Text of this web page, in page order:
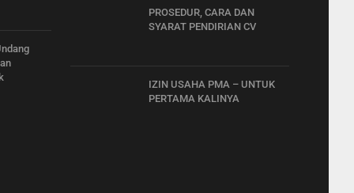
PROSEDUR, CARA DAN
SYARAT PENDIRIAN CV
IZIN USAHA PMA – UNTUK
PERTAMA KALINYA